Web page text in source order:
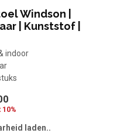
Windson |
| Kunststof |
indoor
laden..